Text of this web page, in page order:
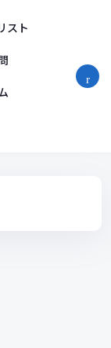
スト